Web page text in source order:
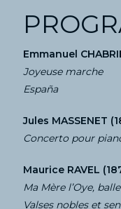
Emmanuel
Joyeuse marche
España
Jules MASSENET
Concerto pour
Maurice RAVEL
Ma Mère l’Oye,
Valses nobles et